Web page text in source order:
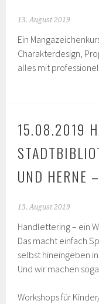
13. August 2019
Ein
Charakterdesign,
alles mit
15.08.2019
UND HERNE
13. August 2019
Handlettering – ein
Das macht einfach
selbst hineingeben
Und wir machen
Workshops für